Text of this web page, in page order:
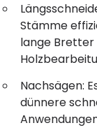
Stämme
lange Bretter
Nachsägen:
dünnere